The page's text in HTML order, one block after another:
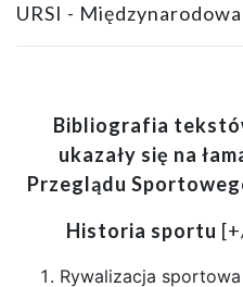
URSI -
Bibliografia
ukazały się na
Przeglądu
Historia sportu
Rywalizacja